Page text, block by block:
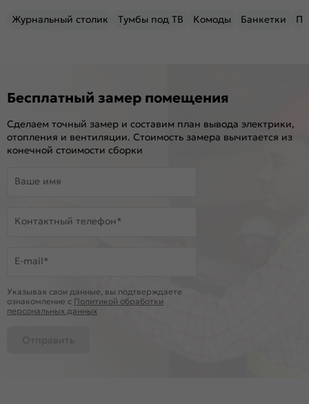
Журнальный столик Тумбы под ТВ Комоды Банкетки
Бесплатный замер помещения
Сделаем точный замер и составим план вывода электрики,
отопления и вентиляции. Стоимость замера вычитается из
конечной стоимости сборки
Ваше имя
Контактный телефон*
E-mail*
Указывая свои данные, вы подтверждаете
ознакомление c Политикой обработки
персональных данных
Отправить